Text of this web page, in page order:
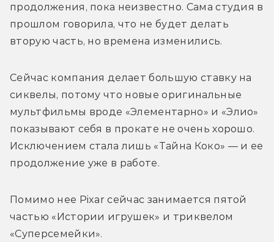
продолжения, пока неизвестно. Сама студия в
прошлом говорила, что не будет делать
вторую часть, но времена изменились.
Сейчас компания делает большую ставку на
сиквелы, потому что новые оригинальные
мультфильмы вроде «Элементарно» и «Элио»
показывают себя в прокате не очень хорошо.
Исключением стала лишь «Тайна Коко» — и ее
продолжение уже в работе.
Помимо нее Pixar сейчас занимается пятой
частью «Истории игрушек» и триквелом
«Суперсемейки».